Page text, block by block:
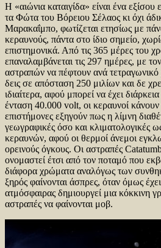
Η «αιώνια καταιγίδα» είναι ένα
τα Φώτα του Βόρειου Σέλαος κι όχι
Μαρακαΐμπο, φωτίζεται ετησίως με
κεραυνούς, πάντα στο ίδιο σημείο,
επιστημονικά. Από τις 365 μέρες του
επαναλαμβάνεται τις 297 ημέρες, με
αστραπών να πέφτουν ανά τετραγωνικό
δεις σε απόσταση 250 μιλίων και δε
ιδιαίτερα, αφού μπορεί να έχει
ένταση 40.000 volt, oι κεραυνοί
επιστήμονες εξηγούν πως η λίμνη
γεωγραφικές όσο και κλιματολογικές
κεραυνών, αφού οι θερμοί άνεμοι
ορεινούς όγκους. Οι αστραπές
ονομαστεί έτσι από τον ποταμό που
διάφορα χρώματα αναλόγως των
ξηρός φαίνονται άσπρες, όταν όμως
ατμόσφαιρας δημιουργεί μια κόκκινη
αστραπές να φαίνονται μοβ.